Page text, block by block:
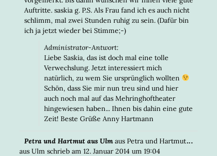
Auftritte. saskia g. P.S. Als Frau fand ich es auch nicht
schlimm, mal zwei Stunden ruhig zu sein. (Dafür bin
ich ja jetzt wieder bei Stimme;-)
Administrator-Antwort:
Liebe Saskia, das ist doch mal eine tolle
Verwechslung. Jetzt interessiert mich
natürlich, zu wem Sie ursprünglich wollten
Schön, dass Sie mir nun treu sind und hier
auch noch mal auf das Mehringhoftheater
hingewiesen haben... Ihnen bis dahin eine gute
Zeit! Beste Grüße Anny Hartmann
Petra und Hartmut aus Ulm aus Petra und Hartmut
aus Ulm schrieb am 12. Januar 2014 um 19:04
...DIESE